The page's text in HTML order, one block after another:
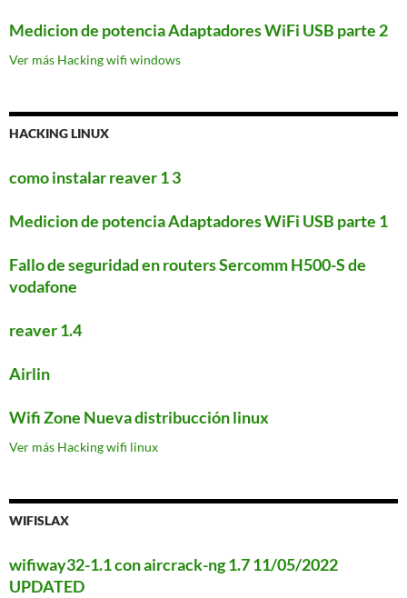
Medicion de potencia Adaptadores WiFi USB parte 2
Ver más Hacking wifi windows
HACKING LINUX
como instalar reaver 1 3
Medicion de potencia Adaptadores WiFi USB parte 1
Fallo de seguridad en routers Sercomm H500-S de
vodafone
reaver 1.4
Airlin
Wifi Zone Nueva distribucción linux
Ver más Hacking wifi linux
WIFISLAX
wifiway32-1.1 con aircrack-ng 1.7 11/05/2022
UPDATED